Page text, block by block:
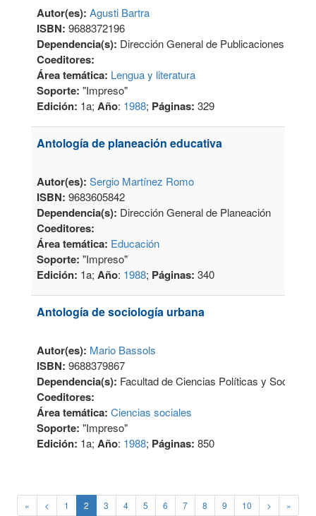
Autor(es):Agusti Bartra
ISBN:9688372196
Dependencia(s): Dirección General de Publicaciones
Coeditores:
Área temática: Lengua y literatura
Soporte: "Impreso"
Edición: 1a;Año: 1988; Páginas:329
Antología de planeación educativa
Autor(es):Sergio Martínez Romo
ISBN:9683605842
Dependencia(s): Dirección General de Planeación
Coeditores:
Área temática: Educación
Soporte: "Impreso"
Edición: 1a;Año: 1988; Páginas:340
Antología de sociología urbana
Autor(es): Mario Bassols
ISBN:9688379867
Dependencia(s): Facultad de Ciencias Políticas y Sociales
Coeditores:
Área temática: Ciencias sociales
Soporte: "Impreso"
Edición: 1a;Año: 1988; Páginas:850
« < 1 2 3 4 5 6 7 8 9 10 > »